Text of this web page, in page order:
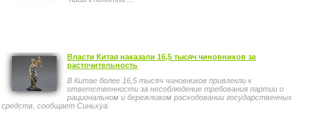
Власти Китая наказали 16,5 тысяч чиновников за
расточительность
В Китае более 16,5 тысяч чиновников привлекли к
ответственности за несоблюдение требования партии о
рациональном и бережливом расходовании государственных
средств, сообщает Синьхуа.